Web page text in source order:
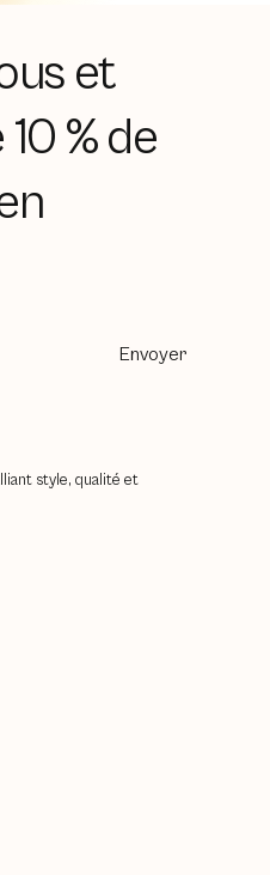
et
% de
Envoyer
style, qualité et